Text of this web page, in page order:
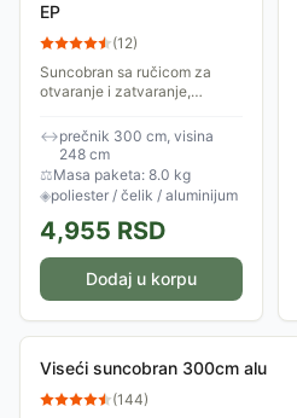
EP
(12)
Suncobran sa ručicom za
otvaranje i zatvaranje,
4.8cm i 8 čeličnih rebara.
Prečnik suncobrana je
300cm a visina 248cm....
↔prečnik 300 cm, visina
248 cm
⚖Masa paketa: 8.0 kg
◈poliester / čelik / aluminijum
4,955 RSD
Dodaj u korpu
Viseći suncobran 300cm alu
(144)